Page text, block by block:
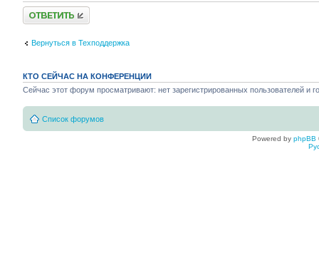
Ответить
Вернуться в Техподдержка
КТО СЕЙЧАС НА КОНФЕРЕНЦИИ
Сейчас этот форум просматривают: нет зарегистрированных пользователей и
Список форумов
Powered by phpBB